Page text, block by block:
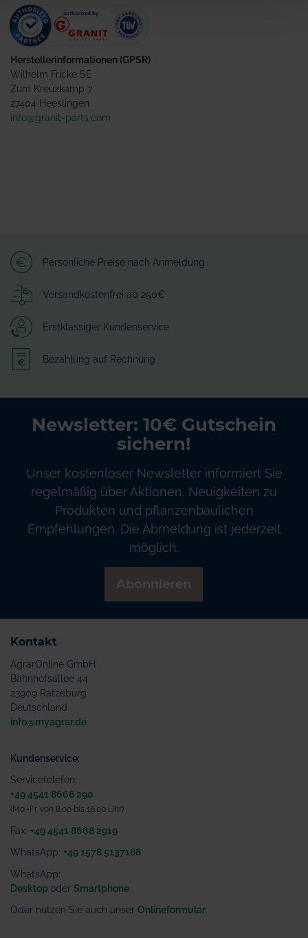
Herstellerinformationen (GPSR)
Wilhelm Fricke SE
Zum Kreuzkamp 7
27404 Heeslingen
info@granit-parts.com
Persönliche Preise nach Anmeldung
Versandkostenfrei ab 250€
Erstklassiger Kundenservice
Bezahlung auf Rechnung
Newsletter: 10€ Gutschein
sichern!
Unser kostenloser Newsletter informiert Sie
regelmäßig über Aktionen, Neuigkeiten zu
Produkten und pflanzenbaulichen
Empfehlungen. Die Abmeldung ist jederzeit
möglich.
Kontakt
AgrarOnline GmbH
Bahnhofsallee 44
23909 Ratzeburg
Deutschland
info@myagrar.de
Kundenservice:
Servicetelefon:
+49 4541 8668 290
(Mo.-Fr. von 8.00 bis 16.00 Uhr)
Fax: +49 4541 8668 2919
WhatsApp: +49 1578 5137188
WhatsApp:
Desktop oder Smartphone
Oder nutzen Sie auch unser Onlineformular